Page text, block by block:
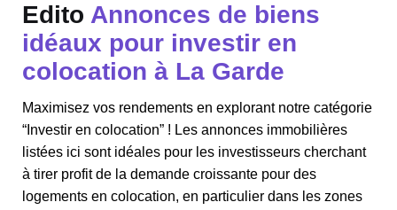
Edito Annonces de biens
idéaux pour investir en
colocation à La Garde
Maximisez vos rendements en explorant notre catégorie
“Investir en colocation” ! Les annonces immobilières
listées ici sont idéales pour les investisseurs cherchant
à tirer profit de la demande croissante pour des
logements en colocation, en particulier dans les zones